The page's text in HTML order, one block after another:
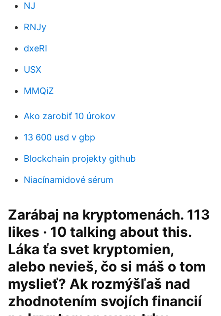
NJ
RNJy
dxeRI
USX
MMQiZ
Ako zarobiť 10 úrokov
13 600 usd v gbp
Blockchain projekty github
Niacínamidové sérum
Zarábaj na kryptomenách. 113
likes · 10 talking about this.
Láka ťa svet kryptomien,
alebo nevieš, čo si máš o tom
myslieť? Ak rozmýšľaš nad
zhodnotením svojích financií